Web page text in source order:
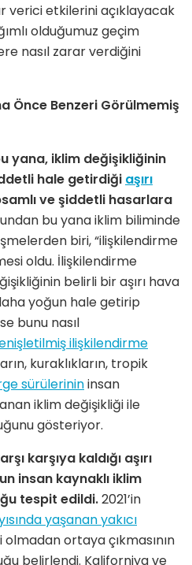
verici etkilerini açıklayacak
olduğumuz geçim
nasıl zarar verdiğini
Önce Benzeri Görülmemiş
yana, iklim değişikliğinin
hale getirdiği aşırı
ve şiddetli hasarlara
bu yana iklim biliminde
biri, “ilişkilendirme
oldu. İlişkilendirme
belirli bir aşırı hava
yoğun hale getirip
bunu nasıl
ilişkilendirme
kuraklıkların, tropik
sürülerinininsan
iklim değişikliği ile
gösteriyor.
karşıya kaldığı aşırı
insan kaynaklı iklim
tespit edildi.2021’in
yaşanan yakıcı
ortaya çıkmasının
belirlendi. Kaliforniya ve